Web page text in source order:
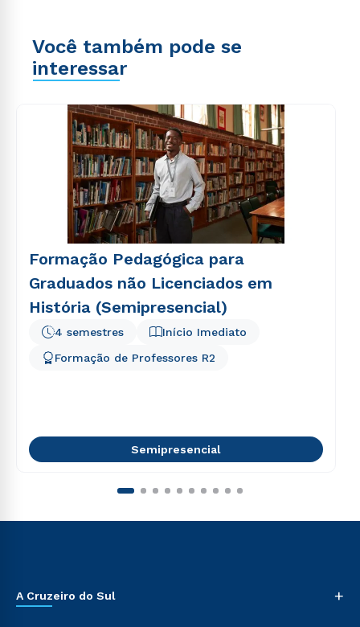
Você também pode se
interessar
Formação Pedagógica para
Graduados não Licenciados em
História (Semipresencial)
Início Imediato
4 semestres
Formação de Professores R2
Semipresencial
A Cruzeiro do Sul +